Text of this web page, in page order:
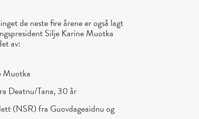
de neste fire årene er også lagt
Silje Karine Muotka
av:
Muotka
Deatnu/Tana, 30 år
(NSR) fra Guovdageaidnu og